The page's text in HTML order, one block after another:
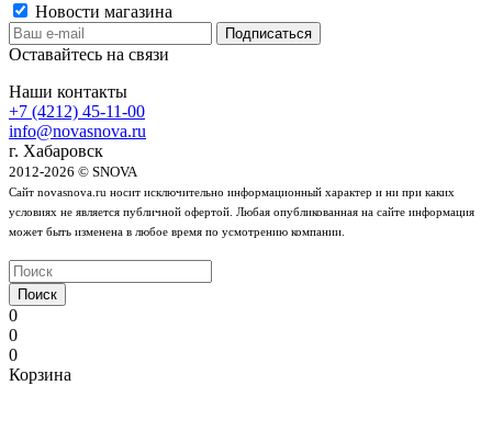
Новости магазина
Оставайтесь на связи
Наши контакты
+7 (4212) 45-11-00
info@novasnova.ru
г. Хабаровск
2012-2026 © SNOVA
Сайт novasnova.ru носит исключительно информационный характер и ни при каких
условиях не является публичной офертой. Любая опубликованная на сайте информация
может быть изменена в любое время по усмотрению компании.
Поиск
0
0
0
Корзина